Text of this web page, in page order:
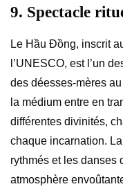
9. Spectacle
Le Hầu Đồng, inscrit
l’UNESCO, est l’un
des déesses-mères
la médium entre en
différentes divinités,
chaque incarnation.
rythmés et les danses
atmosphère